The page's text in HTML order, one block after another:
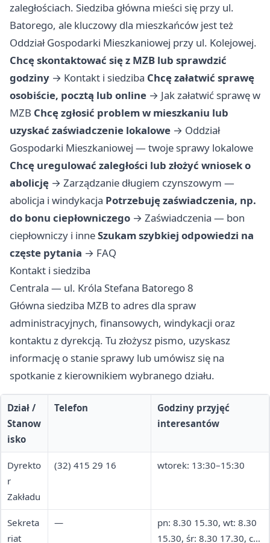
zaległościach. Siedziba główna mieści się przy ul.
Batorego, ale kluczowy dla mieszkańców jest też
Oddział Gospodarki Mieszkaniowej przy ul. Kolejowej.
Chcę skontaktować się z MZB lub sprawdzić
godziny → Kontakt i siedziba Chcę załatwić sprawę
osobiście, pocztą lub online → Jak załatwić sprawę w
MZB Chcę zgłosić problem w mieszkaniu lub
uzyskać zaświadczenie lokalowe → Oddział
Gospodarki Mieszkaniowej — twoje sprawy lokalowe
Chcę uregulować zaległości lub złożyć wniosek o
abolicję → Zarządzanie długiem czynszowym —
abolicja i windykacja Potrzebuję zaświadczenia, np.
do bonu ciepłowniczego → Zaświadczenia — bon
ciepłowniczy i inneSzukam szybkiej odpowiedzi na
częste pytania → FAQ
Kontakt i siedziba
Centrala — ul. Króla Stefana Batorego 8
Główna siedziba MZB to adres dla spraw
administracyjnych, finansowych, windykacji oraz
kontaktu z dyrekcją. Tu złożysz pismo, uzyskasz
informację o stanie sprawy lub umówisz się na
spotkanie z kierownikiem wybranego działu.
Dział /
Stanow
isko
Telefon
Godziny przyjęć
interesantów
Dyrekto
r
Zakładu
(32) 415 29 16 wtorek: 13:30–15:30
Sekreta
riat
—
pn: 8.30 15.30, wt: 8.30
15.30, śr: 8.30 17.30, cz: